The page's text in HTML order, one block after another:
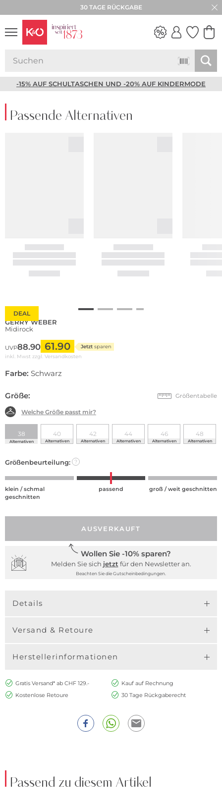
30 TAGE RÜCKGABE
-15% AUF SCHULTASCHEN UND -20% AUF KINDERMODE
Passende Alternativen
DEAL
GERRY WEBER
Midirock
UVP88.90 61.90 Jetzt sparen
inkl. Mwst zzgl. Versandkosten
Farbe: Schwarz
Größe: Größentabelle
Welche Größe passt mir?
38
Alternativen
40
Alternativen
42
Alternativen
44
Alternativen
46
Alternativen
48
Alternativen
Größenbeurteilung: ?
klein / schmal
geschnitten
passend groß / weit geschnitten
AUSVERKAUFT
Wollen Sie -10% sparen?
Melden Sie sich jetzt für den Newsletter an.
Beachten Sie die Gutscheinbedingungen.
Details
Versand & Retoure
Herstellerinformationen
Gratis Versand* ab CHF 129.-
Kauf auf Rechnung
Kostenlose Retoure
30 Tage Rückgaberecht
Passend zu diesem Artikel